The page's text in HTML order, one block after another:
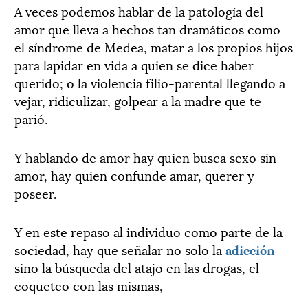
A veces podemos hablar de la patología del
amor que lleva a hechos tan dramáticos como
el síndrome de Medea, matar a los propios hijos
para lapidar en vida a quien se dice haber
querido; o la violencia filio-parental llegando a
vejar, ridiculizar, golpear a la madre que te
parió.
Y hablando de amor hay quien busca sexo sin
amor, hay quien confunde amar, querer y
poseer.
Y en este repaso al individuo como parte de la
sociedad, hay que señalar no solo la adicción
sino la búsqueda del atajo en las drogas, el
coqueteo con las mismas,